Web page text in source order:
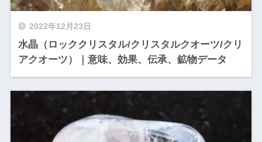
2022年12月23日
水晶（ロッククリスタル/クリスタルクオーツ/クリ
アクオーツ）｜意味、効果、伝承、鉱物データ